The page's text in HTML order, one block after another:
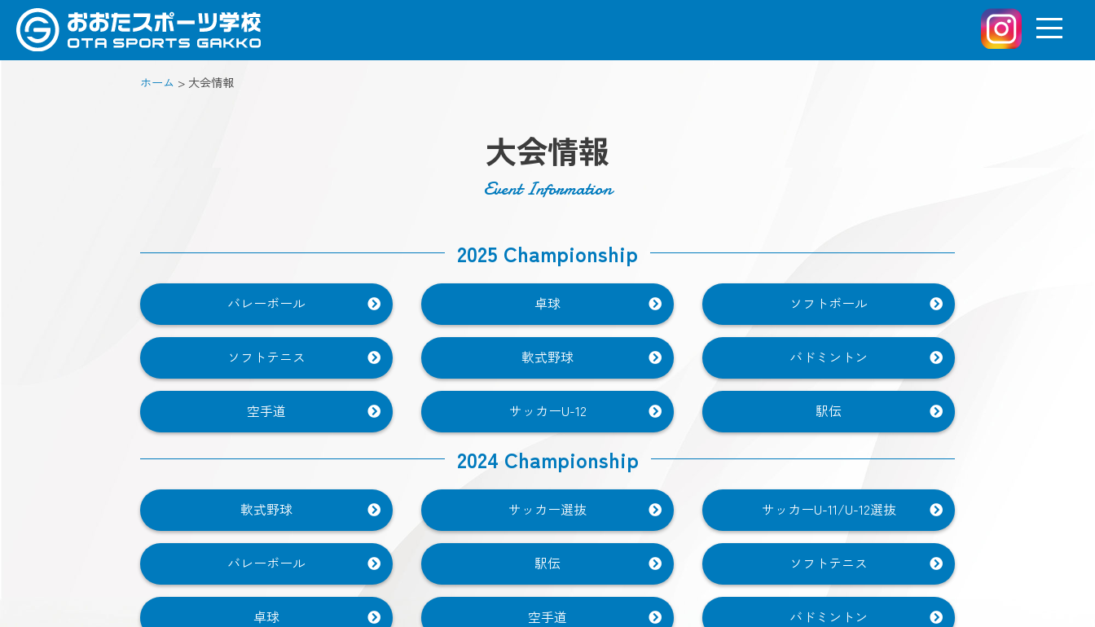
ホーム > 大会情報
大会情報
Event Information
2025 Championship
バレーボール 卓球 ソフトボール
ソフトテニス 軟式野球 バドミントン
空手道 サッカーU-12 駅伝
2024 Championship
軟式野球 サッカー選抜 サッカーU-11/U-12選抜
バレーボール 駅伝 ソフトテニス
卓球 空手道 バドミントン